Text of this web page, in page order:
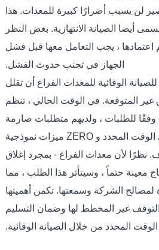
لن يسبب أضرارًا كبيرة للمعدات. هذا
أيضا الصيانة الانتهازية. بغض النظر
اعتمادها ، يجب التعامل معها قبل فشل
الجهاز في تجنب حدوث الفشل.
الوقائية للمعدات الفراغ أن تقلل
غير المتوقعة. في الوقت الحالي ، تنظم
للطلبات ، ولديهم متطلبات صارمة
للغاية. أصبح المخزون في الوقت المحدد و ZERO ميزات نموذجية
نظرًا لأن معدات الفراغ - بمجرد إغلاق
معينة حتماً ، وسيتأثر هذا الطلب ، مما
الشركة وسمعتها. تكمن أهميتها
غير المخطط لها وضمان التسليم
المحدد من خلال الصيانة الوقائية.